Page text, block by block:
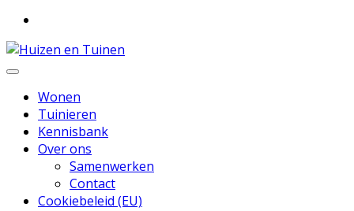
Huizen en Tuinen
Inspiratie voor wonen en tuinieren
Wonen
Tuinieren
Kennisbank
Over ons
Samenwerken
Contact
Cookiebeleid (EU)